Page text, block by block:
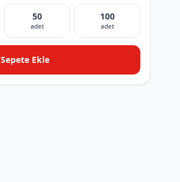
50
adet
100
adet
Sepete Ekle